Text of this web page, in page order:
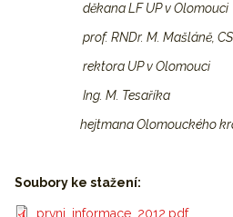
děkana LF UP v Olomouci
prof. RNDr. M. Mašláně,
rektora UP v Olomouci
Ing. M. Tesaříka
hejtmana Olomouckého
Soubory ke stažení:
prvni_informace_2012.pdf